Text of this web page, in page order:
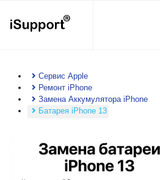
Сервис Apple
Ремонт iPhone
Замена Аккумулятора iPhone
Батарея iPhone 13